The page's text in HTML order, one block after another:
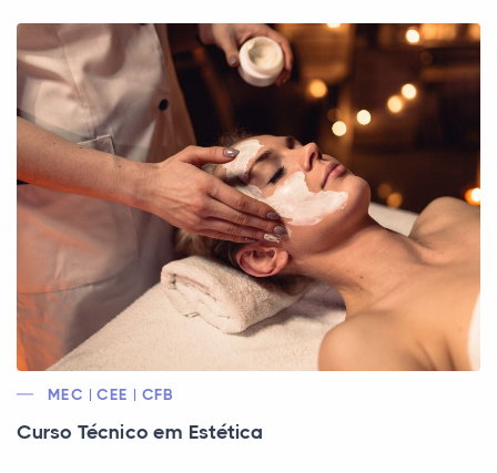
MEC | CEE | CFB
Curso Técnico em Estética